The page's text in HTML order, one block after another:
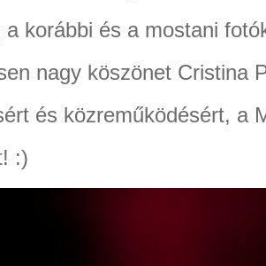
a korábbi és a mostani
nagy köszönet Cristina
és közreműködésért, a
:)